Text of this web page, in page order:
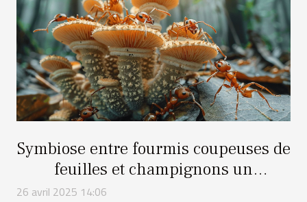
Symbiose entre fourmis coupeuses de
feuilles et champignons un
écosystème miniature
26 avril 2025 14:06